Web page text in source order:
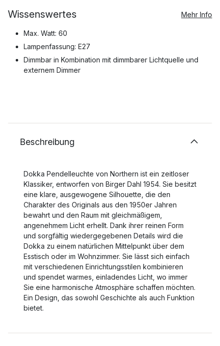
Wissenswertes Mehr Info
Max. Watt: 60
Lampenfassung: E27
Dimmbar in Kombination mit dimmbarer Lichtquelle und
externem Dimmer
Beschreibung
Dokka Pendelleuchte von Northern ist ein zeitloser
Klassiker, entworfen von Birger Dahl 1954. Sie besitzt
eine klare, ausgewogene Silhouette, die den
Charakter des Originals aus den 1950er Jahren
bewahrt und den Raum mit gleichmäßigem,
angenehmem Licht erhellt. Dank ihrer reinen Form
und sorgfältig wiedergegebenen Details wird die
Dokka zu einem natürlichen Mittelpunkt über dem
Esstisch oder im Wohnzimmer. Sie lässt sich einfach
mit verschiedenen Einrichtungsstilen kombinieren
und spendet warmes, einladendes Licht, wo immer
Sie eine harmonische Atmosphäre schaffen möchten.
Ein Design, das sowohl Geschichte als auch Funktion
bietet.